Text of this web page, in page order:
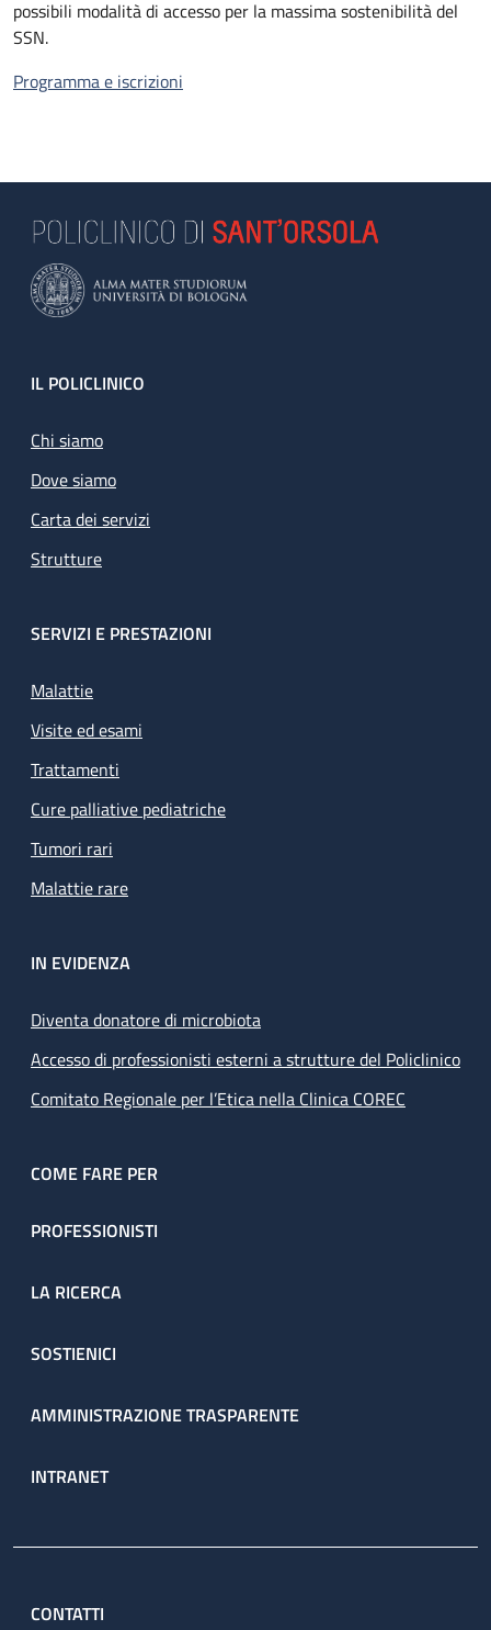
possibili modalità di accesso per la massima sostenibilità del
SSN.
Programma e iscrizioni
Footer
IL POLICLINICO
Chi siamo
Dove siamo
Carta dei servizi
Strutture
SERVIZI E PRESTAZIONI
Malattie
Visite ed esami
Trattamenti
Cure palliative pediatriche
Tumori rari
Malattie rare
IN EVIDENZA
Diventa donatore di microbiota
Accesso di professionisti esterni a strutture del Policlinico
Comitato Regionale per l’Etica nella Clinica COREC
COME FARE PER
PROFESSIONISTI
LA RICERCA
SOSTIENICI
AMMINISTRAZIONE TRASPARENTE
INTRANET
CONTATTI